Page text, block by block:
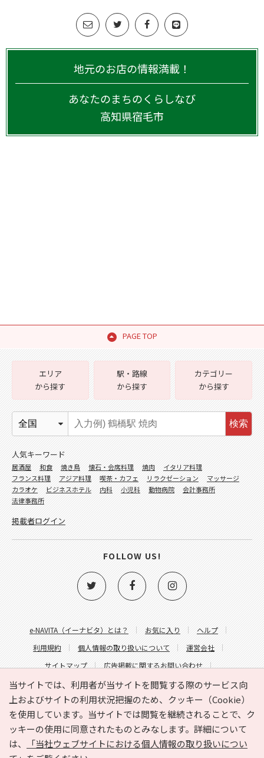
地元のお店の情報満載！
あなたのまちのくらしなび
高知県宿毛市
PAGE TOP
当サイトでは、利用者が当サイトを閲覧する際のサービス向
上およびサイトの利用状況把握のため、クッキー（Cookie）
を使用しています。当サイトでは閲覧を継続されることで、ク
ッキーの使用に同意されたものとみなします。詳細について
は、
「当社ウェブサイトにおける個人情報の取り扱いについ
e-NAVITA（イーナビタ）とは？ お気に入り
ヘルプ
利用規約
個人情報の取り扱いについて
運営会社
サイトマップ
広告掲載に関するお問い合わせ
サイトの内容に関するお問い合わせ
エリア
から探す
駅・路線
から探す
カテゴリー
から探す
検索
人気キーワード
居酒屋 和食 焼き鳥 懐石・会席料理 焼肉
イタリア料理
フランス料理
アジア料理 喫茶・カフェ リラクゼーション
マッサージ
カラオケ
ビジネスホテル 内科 小児科 動物病院
会計事務所
法律事務所
掲載者ログイン
FOLLOW US!